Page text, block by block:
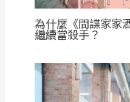
為什麼《間諜家家
繼續當殺手？